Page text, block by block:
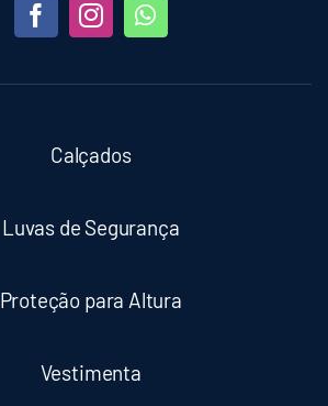
Calçados
Luvas de Segurança
Proteção para Altura
Vestimenta